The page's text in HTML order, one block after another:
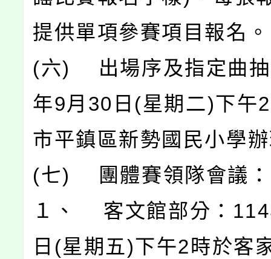
提供單項參賽項目報名。
(六) 出場序及指定曲
年9月30日(星期二)下午
市平鎮區新勢國民小學
(七) 團體賽領隊會議：
１、 客文館部分：
日(星期五)下午2時於客